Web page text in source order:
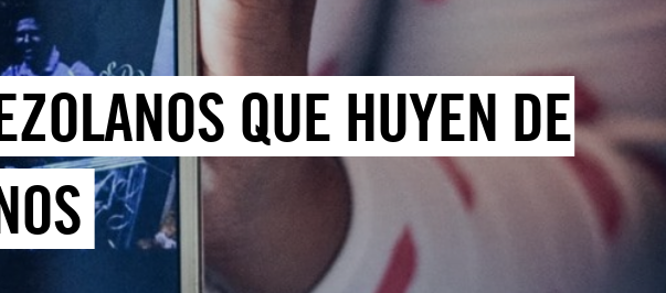
QUE HUYEN DE